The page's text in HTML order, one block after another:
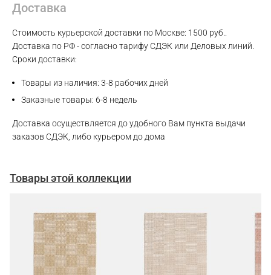
Доставка
Стоимость курьерской доставки по Москве: 1500 руб..
Доставка по РФ - согласно тарифу СДЭК или Деловых линий.
Сроки доставки:
Товары из наличия: 3-8 рабочих дней
Заказные товары: 6-8 недель
Доставка осуществляется до удобного Вам пункта выдачи
заказов СДЭК, либо курьером до дома
Товары этой коллекции